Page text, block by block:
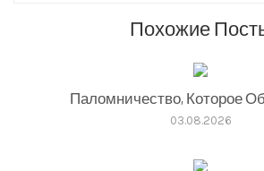
Похожие
Паломничество, Которое
03.08.2026